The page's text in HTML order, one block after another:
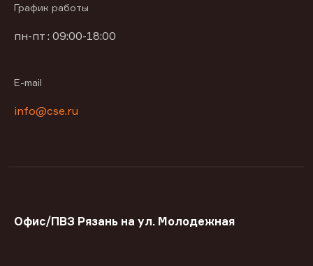
График работы
пн-пт : 09:00-18:00
E-mail
info@cse.ru
Офис/ПВЗ Рязань на ул. Молодежная